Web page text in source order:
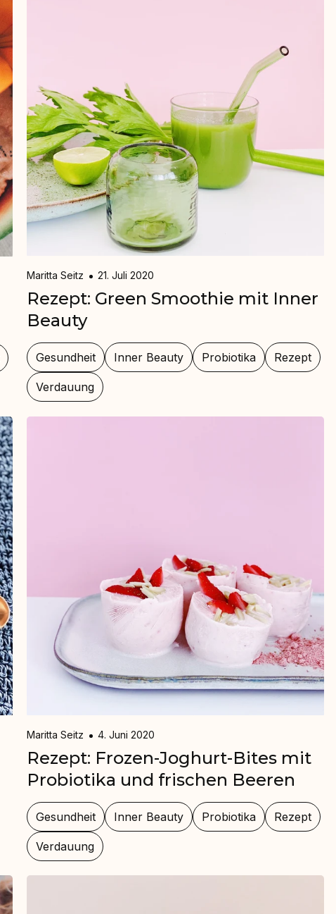
Maritta Seitz 21. Juli 2020
Rezept: Green Smoothie mit Inner
Beauty
Gesundheit Inner Beauty Probiotika Rezept
Verdauung
Maritta Seitz 4. Juni 2020
Rezept: Frozen-Joghurt-Bites mit
Probiotika und frischen Beeren
Gesundheit Inner Beauty Probiotika Rezept
Verdauung